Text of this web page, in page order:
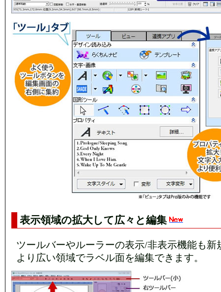
表示領域の拡大して広々と編集
ツールバーやルーラーの表示/非表示機能も新
より広い領域でラベル面を編集できます。